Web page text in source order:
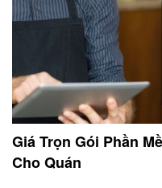
Giá Trọn Gói Phần
Cho Quán